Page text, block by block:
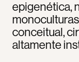
epigenética,
conceitual,
altamente